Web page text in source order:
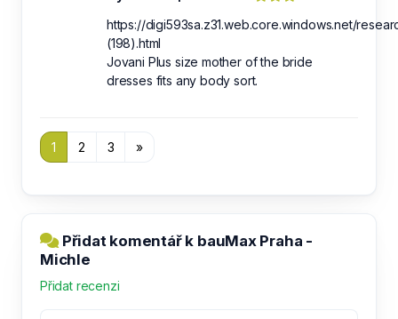
https://digi593sa.z31.web.core.windows.net/
(198).html
Jovani Plus size mother of the bride
dresses fits any body sort.
1 2 3 »
Přidat komentář k bauMax Praha -
Michle
Přidat recenzi